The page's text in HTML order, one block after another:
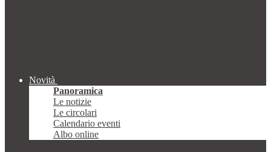
Novità
Panoramica
Le notizie
Le circolari
Calendario eventi
Albo online